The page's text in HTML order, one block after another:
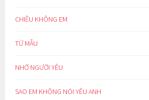
CHIỀU KHÔNG EM
TỪ MẪU
NHỚ NGƯỜI YÊU
SAO EM KHÔNG NÓI YÊU ANH